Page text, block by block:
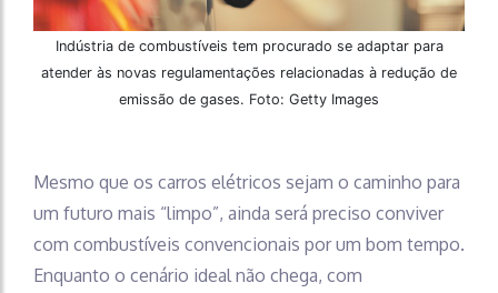
Indústria de combustíveis tem procurado se adaptar para
atender às novas regulamentações relacionadas à redução de
emissão de gases. Foto: Getty Images
Mesmo que os carros elétricos sejam o caminho para
um futuro mais “limpo”, ainda será preciso conviver
com combustíveis convencionais por um bom tempo.
Enquanto o cenário ideal não chega, com